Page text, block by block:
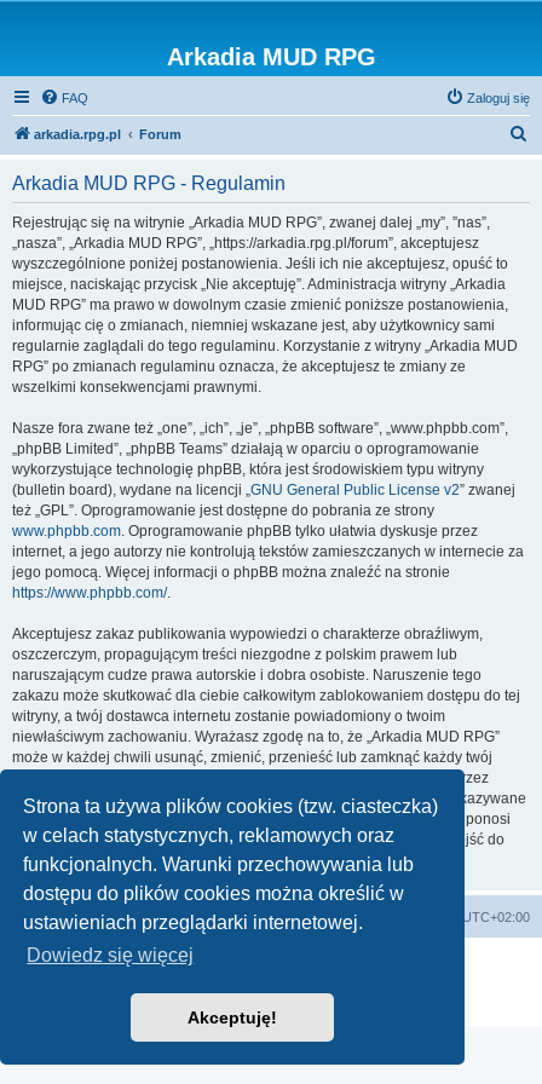
Strona ta używa plików cookies (tzw. ciasteczka)
w celach statystycznych, reklamowych oraz
funkcjonalnych. Warunki przechowywania lub
dostępu do plików cookies można określić w
ustawieniach przeglądarki internetowej.
Dowiedz się więcej
Akceptuję!
Arkadia MUD RPG
FAQ Zaloguj się
arkadia.rpg.pl Forum
Arkadia MUD RPG - Regulamin
Rejestrując się na witrynie „Arkadia MUD RPG”, zwanej dalej „my”, ”nas”,
„nasza”, „Arkadia MUD RPG”, „https://arkadia.rpg.pl/forum”, akceptujesz
wyszczególnione poniżej postanowienia. Jeśli ich nie akceptujesz, opuść to
miejsce, naciskając przycisk „Nie akceptuję”. Administracja witryny „Arkadia
MUD RPG” ma prawo w dowolnym czasie zmienić poniższe postanowienia,
informując cię o zmianach, niemniej wskazane jest, aby użytkownicy sami
regularnie zaglądali do tego regulaminu. Korzystanie z witryny „Arkadia MUD
RPG” po zmianach regulaminu oznacza, że akceptujesz te zmiany ze
wszelkimi konsekwencjami prawnymi.
Nasze fora zwane też „one”, „ich”, „je”, „phpBB software”, „www.phpbb.com”,
„phpBB Limited”, „phpBB Teams” działają w oparciu o oprogramowanie
wykorzystujące technologię phpBB, która jest środowiskiem typu witryny
(bulletin board), wydane na licencji „GNU General Public License v2” zwanej
też „GPL”. Oprogramowanie jest dostępne do pobrania ze strony
www.phpbb.com. Oprogramowanie phpBB tylko ułatwia dyskusje przez
internet, a jego autorzy nie kontrolują tekstów zamieszczanych w internecie za
jego pomocą. Więcej informacji o phpBB można znaleźć na stronie
https://www.phpbb.com/.
Akceptujesz zakaz publikowania wypowiedzi o charakterze obraźliwym,
oszczerczym, propagującym treści niezgodne z polskim prawem lub
naruszającym cudze prawa autorskie i dobra osobiste. Naruszenie tego
zakazu może skutkować dla ciebie całkowitym zablokowaniem dostępu do tej
witryny, a twój dostawca internetu zostanie powiadomiony o twoim
niewłaściwym zachowaniu. Wyrażasz zgodę na to, że „Arkadia MUD RPG”
może w każdej chwili usunąć, zmienić, przenieść lub zamknąć każdy twój
temat, post. Wyrażasz zgodę na zapisywanie wszystkich podanych przez
ciebie informacji w naszej bazie danych. Informacje te nie będą przekazywane
nikomu bez twojej zgody, ale ani „Arkadia MUD RPG”, ani phpBB nie ponosi
odpowiedzialności za włamania do witryny, podczas których może dojść do
kradzieży danych.
arkadia.rpg.pl Forum UTC+02:00
Technologię dostarcza